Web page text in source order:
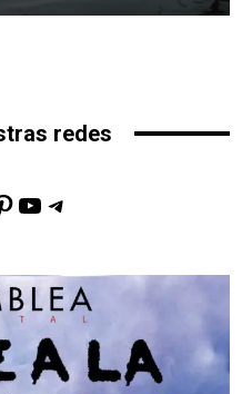
redes
YouTube
Telegram